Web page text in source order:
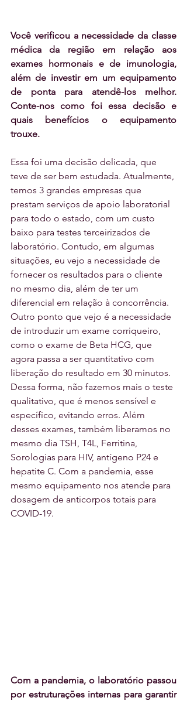
Você verificou a necessidade da classe
médica da região em relação aos
exames hormonais e de imunologia,
além de investir em um equipamento
de ponta para atendê-los melhor.
Conte-nos como foi essa decisão e
quais benefícios o equipamento
trouxe.
Essa foi uma decisão delicada, que
teve de ser bem estudada. Atualmente,
temos 3 grandes empresas que
prestam serviços de apoio laboratorial
para todo o estado, com um custo
baixo para testes terceirizados de
laboratório. Contudo, em algumas
situações, eu vejo a necessidade de
fornecer os resultados para o cliente
no mesmo dia, além de ter um
diferencial em relação à concorrência.
Outro ponto que vejo é a necessidade
de introduzir um exame corriqueiro,
como o exame de Beta HCG, que
agora passa a ser quantitativo com
liberação do resultado em 30 minutos.
Dessa forma, não fazemos mais o teste
qualitativo, que é menos sensível e
específico, evitando erros. Além
desses exames, também liberamos no
mesmo dia TSH, T4L, Ferritina,
Sorologias para HIV, antígeno P24 e
hepatite C. Com a pandemia, esse
mesmo equipamento nos atende para
dosagem de anticorpos totais para
COVID-19.
Com a pandemia, o laboratório passou
por estruturações internas para garantir